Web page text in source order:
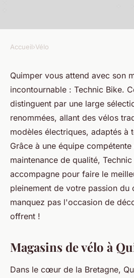
Découvrez le
idéal à quimper !
Hugo•16 février 2025•7 min de
Accueil›Vélo
Quimper vous attend avec son
incontournable : Technic Bike.
distinguent par une large
renommées, allant des vélos
modèles électriques, adaptés à
Grâce à une équipe
maintenance de qualité,
accompagne pour faire le
pleinement de votre passion du
manquez pas l'occasion de
offrent !
Magasins de vélo à
Dans le cœur de la Bretagne,